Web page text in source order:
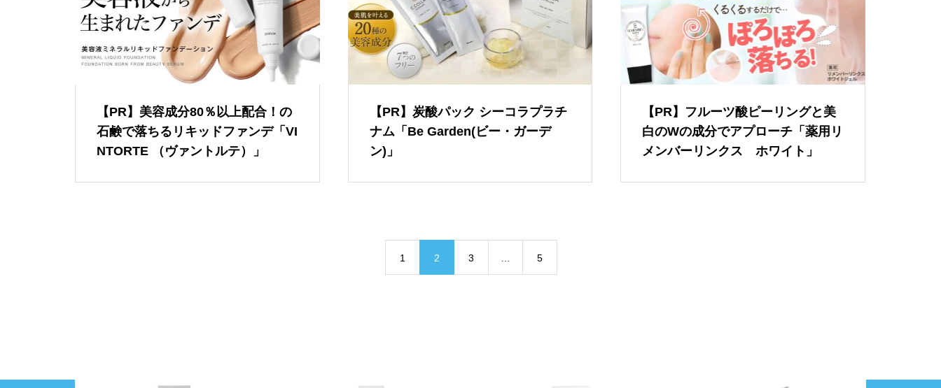
【PR】美容成分80％以上配合！の
石鹸で落ちるリキッドファンデ「VI
NTORTE （ヴァントルテ）」
【PR】炭酸パック シーコラプラチ
ナム「Be Garden(ビー・ガーデ
ン)」
【PR】フルーツ酸ピーリングと美
白のWの成分でアプローチ「薬用リ
メンバーリンクス ホワイト」
1 2 3 5